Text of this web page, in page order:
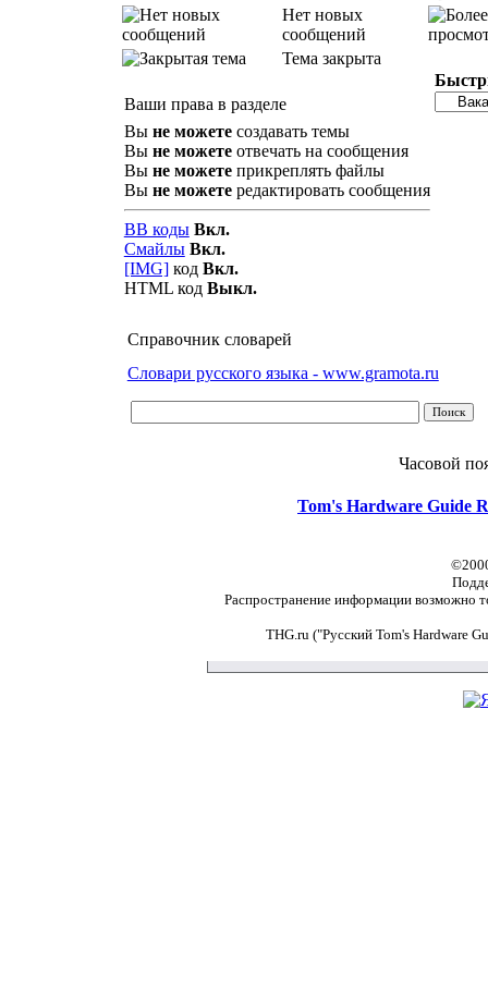
Нет новых
сообщений
Тема закрыта
Ваши права в разделе
Вы не можетесоздавать темы
Вы не можетеотвечать на сообщения
Вы не можетеприкреплять файлы
Вы не можетередактировать сообщения
BB коды Вкл.
Смайлы Вкл.
[IMG]код Вкл.
HTML код Выкл.
Справочник словарей
Словари русского языка - www.gramota.ru
Часовой
Tom's Hardware Guide
Распространение информации возможно
THG.ru ("Русский Tom's Hardware